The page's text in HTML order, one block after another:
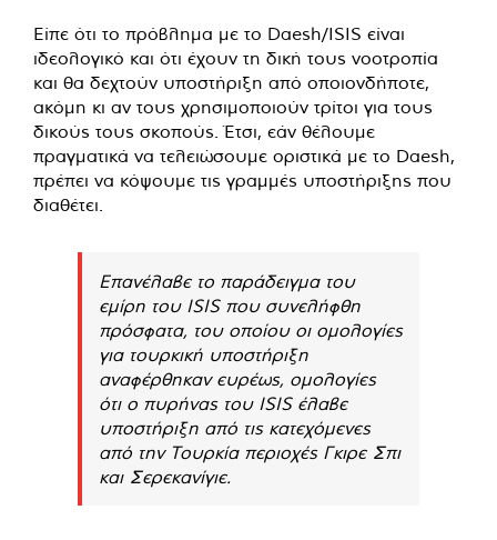
Είπε ότι το πρόβλημα με το Daesh/ISIS είναι
ιδεολογικό και ότι έχουν τη δική τους νοοτροπία
και θα δεχτούν υποστήριξη από οποιονδήποτε,
ακόμη κι αν τους χρησιμοποιούν τρίτοι για τους
δικούς τους σκοπούς. Έτσι, εάν θέλουμε
πραγματικά να τελειώσουμε οριστικά με το Daesh,
πρέπει να κόψουμε τις γραμμές υποστήριξης που
διαθέτει.
Επανέλαβε το παράδειγμα του
εμίρη του ISIS που συνελήφθη
πρόσφατα, του οποίου οι ομολογίες
για τουρκική υποστήριξη
αναφέρθηκαν ευρέως, ομολογίες
ότι ο πυρήνας του ISIS έλαβε
υποστήριξη από τις κατεχόμενες
από την Τουρκία περιοχές Γκιρε Σπι
και Σερεκανίγιε.